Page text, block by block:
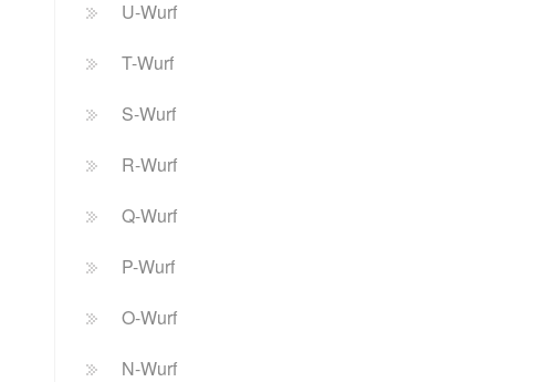
U-Wurf
T-Wurf
S-Wurf
R-Wurf
Q-Wurf
P-Wurf
O-Wurf
N-Wurf